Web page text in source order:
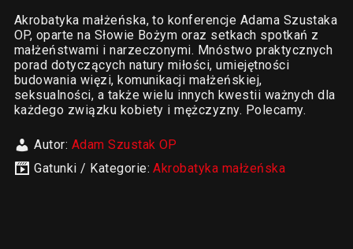
Akrobatyka małżeńska, to konferencje Adama Szustaka
OP, oparte na Słowie Bożym oraz setkach spotkań z
małżeństwami i narzeczonymi. Mnóstwo praktycznych
porad dotyczących natury miłości, umiejętności
budowania więzi, komunikacji małżeńskiej,
seksualności, a także wielu innych kwestii ważnych dla
każdego związku kobiety i mężczyzny. Polecamy.
Autor: Adam Szustak OP
Gatunki / Kategorie:Akrobatyka małżeńska